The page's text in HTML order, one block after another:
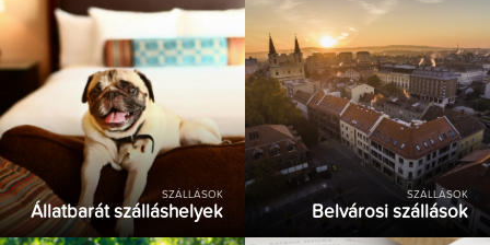
SZÁLLÁSOK
Állatbarát szálláshelyek
SZÁLLÁSOK
Belvárosi szállások